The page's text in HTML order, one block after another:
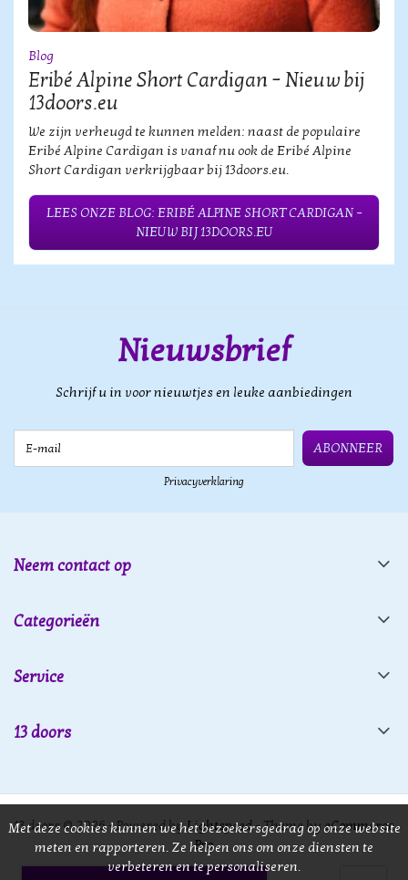
Blog
Eribé Alpine Short Cardigan – Nieuw bij
13doors.eu
We zijn verheugd te kunnen melden: naast de populaire
Eribé Alpine Cardigan is vanaf nu ook de Eribé Alpine
Short Cardigan verkrijgbaar bij 13doors.eu.
LEES ONZE BLOG: ERIBÉ ALPINE SHORT CARDIGAN –
NIEUW BIJ 13DOORS.EU
Nieuwsbrief
Schrijf u in voor nieuwtjes en leuke aanbiedingen
ABONNEER
Privacyverklaring
Neem contact op
Categorieën
Service
13 doors
13 doors © 2026 - Powered byLightspeed- Theme by eCommerce
Pro
Met deze cookies kunnen we het bezoekersgedrag op onze website
meten en rapporteren. Ze helpen ons om onze diensten te
verbeteren en te personaliseren.